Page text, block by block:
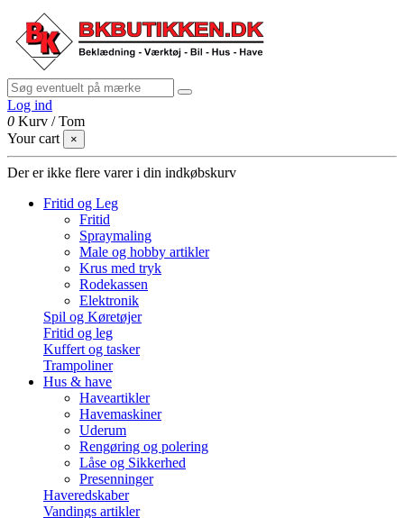
Log ind
0 Kurv /Tom
Your cart
×
Der er ikke flere varer i din indkøbskurv
Fritid og Leg
Fritid
Spraymaling
Male og hobby artikler
Krus med tryk
Rodekassen
Elektronik
Spil og Køretøjer
Fritid og leg
Kuffert og tasker
Trampoliner
Hus & have
Haveartikler
Havemaskiner
Uderum
Rengøring og polering
Låse og Sikkerhed
Presenninger
Haveredskaber
Vandings artikler